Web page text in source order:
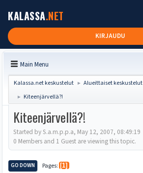
KALASSA.NET
KIRJAUDU
Main Menu
Kalassa.net keskustelut ► Alueittaiset keskustelut
► Kiteenjärvellä?!
Kiteenjärvellä?!
Started by S.a.m.p.p.a, May 12, 2007, 08:49:19
0 Members and 1 Guest are viewing this topic.
GO DOWN Pages 1